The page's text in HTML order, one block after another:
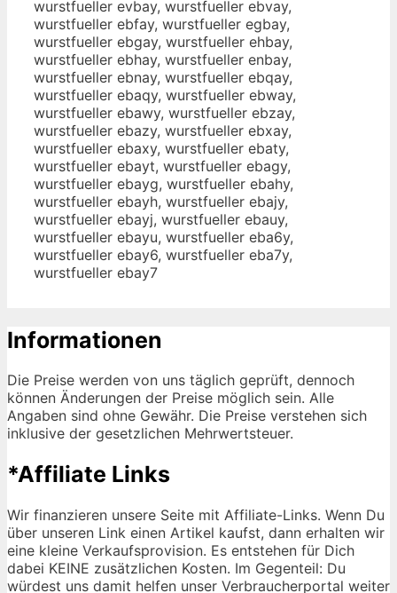
wurstfueller evbay, wurstfueller ebvay,
wurstfueller ebfay, wurstfueller egbay,
wurstfueller ebgay, wurstfueller ehbay,
wurstfueller ebhay, wurstfueller enbay,
wurstfueller ebnay, wurstfueller ebqay,
wurstfueller ebaqy, wurstfueller ebway,
wurstfueller ebawy, wurstfueller ebzay,
wurstfueller ebazy, wurstfueller ebxay,
wurstfueller ebaxy, wurstfueller ebaty,
wurstfueller ebayt, wurstfueller ebagy,
wurstfueller ebayg, wurstfueller ebahy,
wurstfueller ebayh, wurstfueller ebajy,
wurstfueller ebayj, wurstfueller ebauy,
wurstfueller ebayu, wurstfueller eba6y,
wurstfueller ebay6, wurstfueller eba7y,
wurstfueller ebay7
Informationen
Die Preise werden von uns täglich geprüft, dennoch
können Änderungen der Preise möglich sein. Alle
Angaben sind ohne Gewähr. Die Preise verstehen sich
inklusive der gesetzlichen Mehrwertsteuer.
*Affiliate Links
Wir finanzieren unsere Seite mit Affiliate-Links. Wenn Du
über unseren Link einen Artikel kaufst, dann erhalten wir
eine kleine Verkaufsprovision. Es entstehen für Dich
dabei KEINE zusätzlichen Kosten. Im Gegenteil: Du
würdest uns damit helfen unser Verbraucherportal weiter